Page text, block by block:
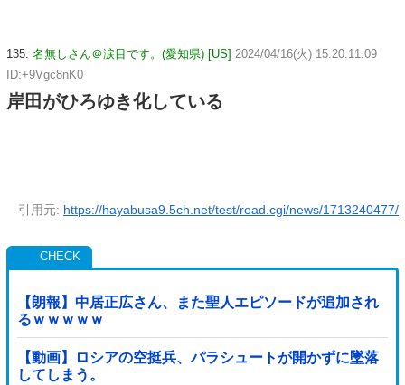
135: 名無しさん＠涙目です。(愛知県) [US] 2024/04/16(火) 15:20:11.09
ID:+9Vgc8nK0
岸田がひろゆき化している
引用元: https://hayabusa9.5ch.net/test/read.cgi/news/1713240477/
【朗報】中居正広さん、また聖人エピソードが追加され
るｗｗｗｗｗ
【動画】ロシアの空挺兵、パラシュートが開かずに墜落
してしまう。